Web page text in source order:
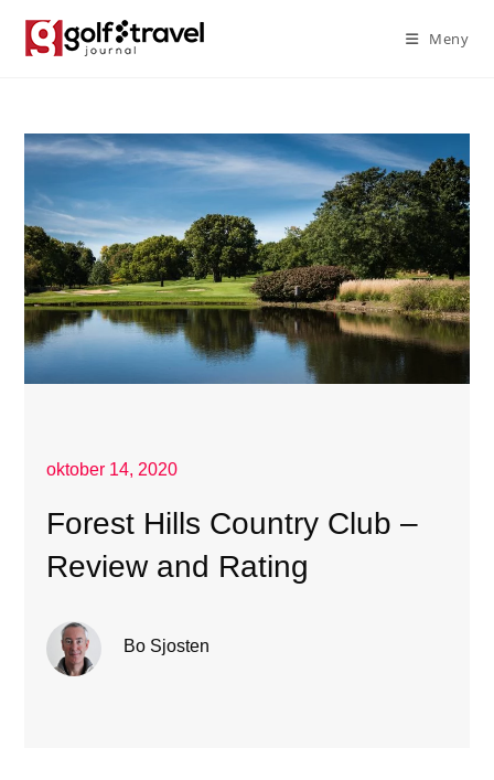
Meny
oktober 14, 2020
Forest Hills Country Club –
Review and Rating
Bo Sjosten